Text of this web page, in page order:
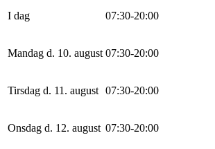
I dag 07:30-20:00
Mandag d. 10. august 07:30-20:00
Tirsdag d. 11. august 07:30-20:00
Onsdag d. 12. august 07:30-20:00